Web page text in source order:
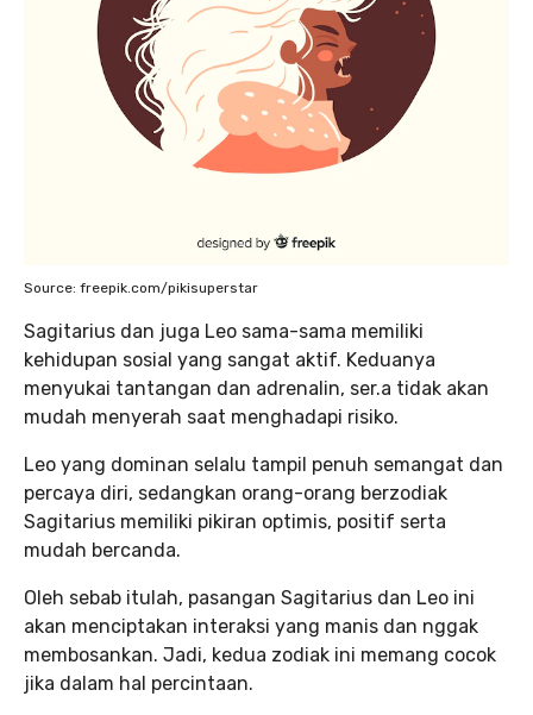
Source: freepik.com/pikisuperstar
Sagitarius dan juga Leo sama-sama memiliki
kehidupan sosial yang sangat aktif. Keduanya
menyukai tantangan dan adrenalin, ser.a tidak akan
mudah menyerah saat menghadapi risiko.
Leo yang dominan selalu tampil penuh semangat dan
percaya diri, sedangkan orang-orang berzodiak
Sagitarius memiliki pikiran optimis, positif serta
mudah bercanda.
Oleh sebab itulah, pasangan Sagitarius dan Leo ini
akan menciptakan interaksi yang manis dan nggak
membosankan. Jadi, kedua zodiak ini memang cocok
jika dalam hal percintaan.